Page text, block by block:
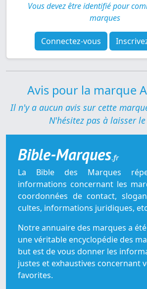
Vous devez être identifié pour
marques
Connectez-vous
Avis pour la marque
Il n'y a aucun avis sur cette
N'hésitez pas à laisser
Bible-Marques.fr
La Bible des Marques
informations concernant les
coordonnées de contact,
cultes, informations juridiques,
Notre annuaire des marques a
une véritable encyclopédie des
but est de vous donner les
justes et exhaustives concernant
favorites.